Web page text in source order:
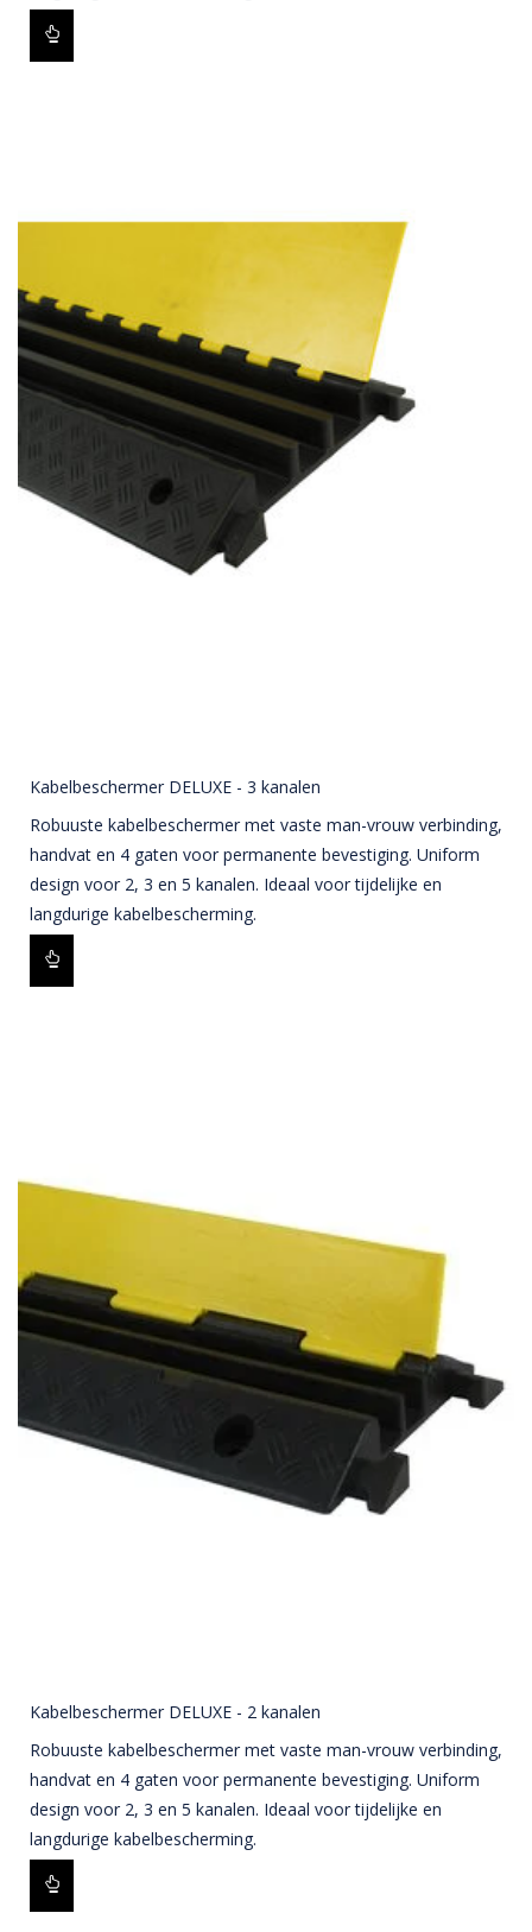
Kabelbeschermer DELUXE - 3 kanalen
Robuuste kabelbeschermer met vaste man-vrouw verbinding,
handvat en 4 gaten voor permanente bevestiging. Uniform
design voor 2, 3 en 5 kanalen. Ideaal voor tijdelijke en
langdurige kabelbescherming.
Kabelbeschermer DELUXE - 2 kanalen
Robuuste kabelbeschermer met vaste man-vrouw verbinding,
handvat en 4 gaten voor permanente bevestiging. Uniform
design voor 2, 3 en 5 kanalen. Ideaal voor tijdelijke en
langdurige kabelbescherming.